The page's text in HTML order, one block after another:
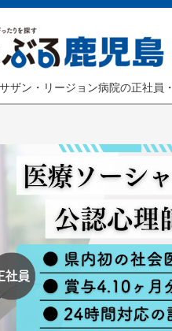
ザン・リージョン病院の正社員